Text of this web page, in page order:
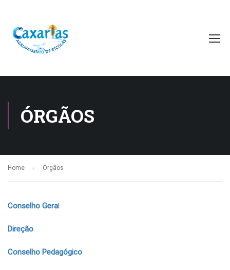
ÓRGÃOS
Home Órgãos
Conselho Geral
Direção
Conselho Pedagógico